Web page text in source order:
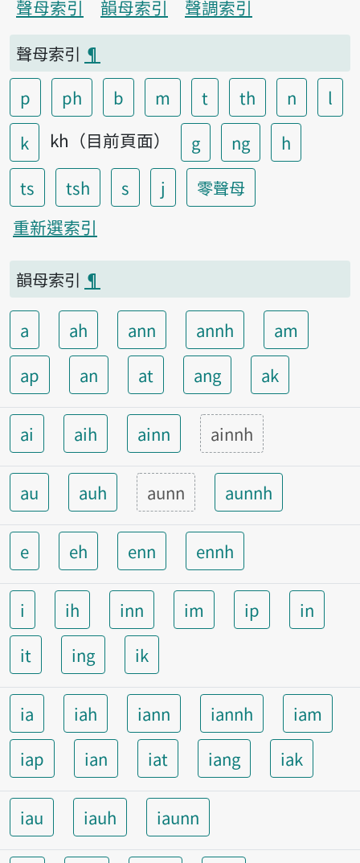
聲母索引 韻母索引
聲調索引
聲母索引 ¶
p
ph b m t th n
l
k
kh（目前頁面） g ng
h
ts
tsh s j
零聲母
重新選索引
韻母索引 ¶
a ah ann annh
am
ap
an at ang ak
ai aih ainn ainnh
au auh aunn aunnh
e eh enn ennh
i ih inn im ip
in
it
ing ik
ia iah iann iannh
iam
iap
ian iat iang iak
iau iauh iaunn